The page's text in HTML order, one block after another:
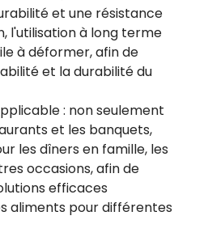
et une résistance
l'utilisation à long terme
à déformer, afin de
et la durabilité du
: non seulement
et les banquets,
les dîners en famille, les
occasions, afin de
efficaces
aliments pour différentes